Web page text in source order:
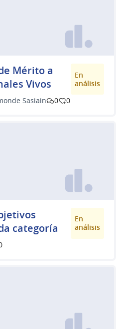
Mérito a
Vivos
En
análisis
Sasiain
0 0
categoría
En
análisis